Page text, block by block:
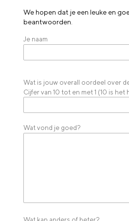
We hopen dat je een leuke en
beantwoorden.
Je naam
Wat is jouw overall oordeel over
Cijfer van 10 tot en met 1 (10 is
Wat vond je goed?